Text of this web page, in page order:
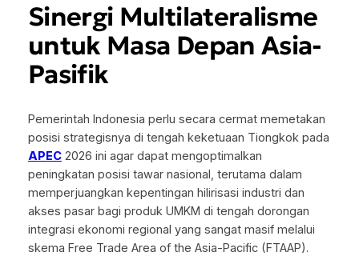
Sinergi Multilateralisme
untuk Masa Depan Asia-
Pasifik
Pemerintah Indonesia perlu secara cermat memetakan
posisi strategisnya di tengah keketuaan Tiongkok pada
APEC2026 ini agar dapat mengoptimalkan
peningkatan posisi tawar nasional, terutama dalam
memperjuangkan kepentingan hilirisasi industri dan
akses pasar bagi produk UMKM di tengah dorongan
integrasi ekonomi regional yang sangat masif melalui
skema Free Trade Area of the Asia-Pacific(FTAAP).